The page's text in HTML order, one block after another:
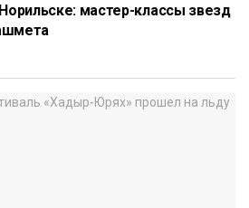
мастер-классы звезд